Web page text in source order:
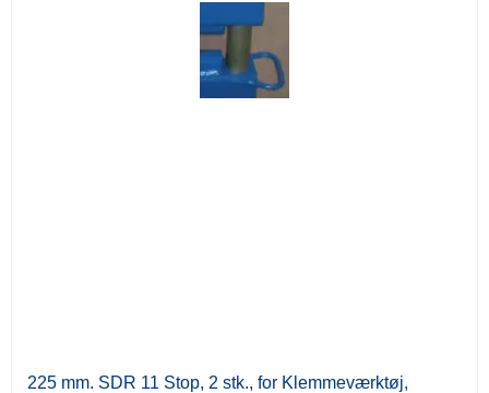
225 mm. SDR 11 Stop, 2 stk., for Klemmeværktøj,